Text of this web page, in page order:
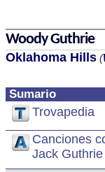
Sumario
Trovapedia
Canciones
Jack Guthrie
Woody Guthrie
Oklahoma Hills (